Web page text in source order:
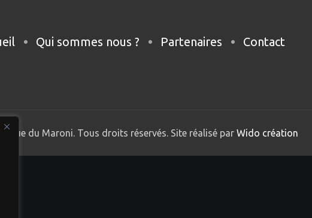
Qui sommes nous ? Partenaires Contact
du Maroni. Tous droits réservés. Site réalisé parWido création